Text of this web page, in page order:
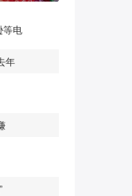
等电
年